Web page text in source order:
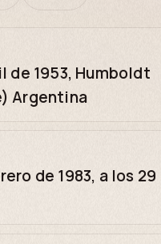
de 1953, Humboldt
Argentina
de 1983, a los 29